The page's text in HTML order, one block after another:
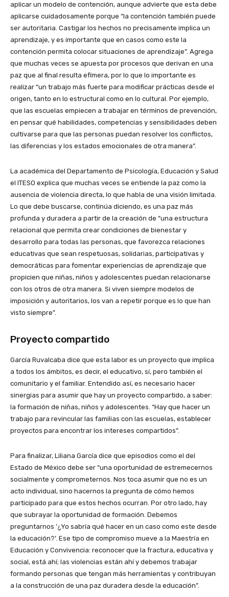
aplicar un modelo de contención, aunque advierte que esta debe
aplicarse cuidadosamente porque “la contención también puede
ser autoritaria. Castigar los hechos no precisamente implica un
aprendizaje, y es importante que en casos como este la
contención permita colocar situaciones de aprendizaje”. Agrega
que muchas veces se apuesta por procesos que derivan en una
paz que al final resulta efímera, por lo que lo importante es
realizar “un trabajo más fuerte para modificar prácticas desde el
origen, tanto en lo estructural como en lo cultural. Por ejemplo,
que las escuelas empiecen a trabajar en términos de prevención,
en pensar qué habilidades, competencias y sensibilidades deben
cultivarse para que las personas puedan resolver los conflictos,
las diferencias y los estados emocionales de otra manera”.
La académica del Departamento de Psicología, Educación y Salud
el ITESO explica que muchas veces se entiende la paz como la
ausencia de violencia directa, lo que habla de una visión limitada.
Lo que debe buscarse, continúa diciendo, es una paz más
profunda y duradera a partir de la creación de “una estructura
relacional que permita crear condiciones de bienestar y
desarrollo para todas las personas, que favorezca relaciones
educativas que sean respetuosas, solidarias, participativas y
democráticas para fomentar experiencias de aprendizaje que
propicien que niñas, niños y adolescentes puedan relacionarse
con los otros de otra manera. Si viven siempre modelos de
imposición y autoritarios, los van a repetir porque es lo que han
visto siempre”.
Proyecto compartido
García Ruvalcaba dice que esta labor es un proyecto que implica
a todos los ámbitos, es decir, el educativo, sí, pero también el
comunitario y el familiar. Entendido así, es necesario hacer
sinergias para asumir que hay un proyecto compartido, a saber:
la formación de niñas, niños y adolescentes. “Hay que hacer un
trabajo para revincular las familias con las escuelas, establecer
proyectos para encontrar los intereses compartidos”.
Para finalizar, Liliana García dice que episodios como el del
Estado de México debe ser “una oportunidad de estremecernos
socialmente y comprometernos. Nos toca asumir que no es un
acto individual, sino hacernos la pregunta de cómo hemos
participado para que estos hechos ocurran. Por otro lado, hay
que subrayar la oportunidad de formación. Debemos
preguntarnos ‘¿Yo sabría qué hacer en un caso como este desde
la educación?’. Ese tipo de compromiso mueve a la Maestría en
Educación y Convivencia: reconocer que la fractura, educativa y
social, está ahí; las violencias están ahí y debemos trabajar
formando personas que tengan más herramientas y contribuyan
a la construcción de una paz duradera desde la educación”.